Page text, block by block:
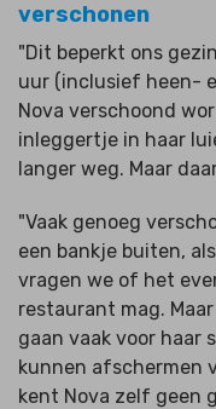
verschonen
"Dit beperkt ons
uur (inclusief heen-
Nova verschoond
inleggertje in haar
langer weg. Maar
"Vaak genoeg
een bankje buiten,
vragen we of het
restaurant mag.
gaan vaak voor haar
kunnen afschermen
kent Nova zelf geen